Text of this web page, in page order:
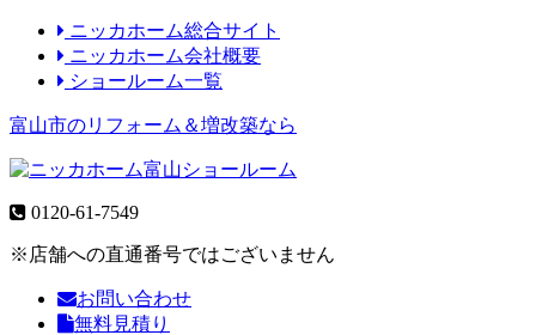
ニッカホーム総合サイト
ニッカホーム会社概要
ショールーム一覧
富山市のリフォーム＆増改築なら
0120-61-7549
※店舗への直通番号ではございません
お問い合わせ
無料見積り